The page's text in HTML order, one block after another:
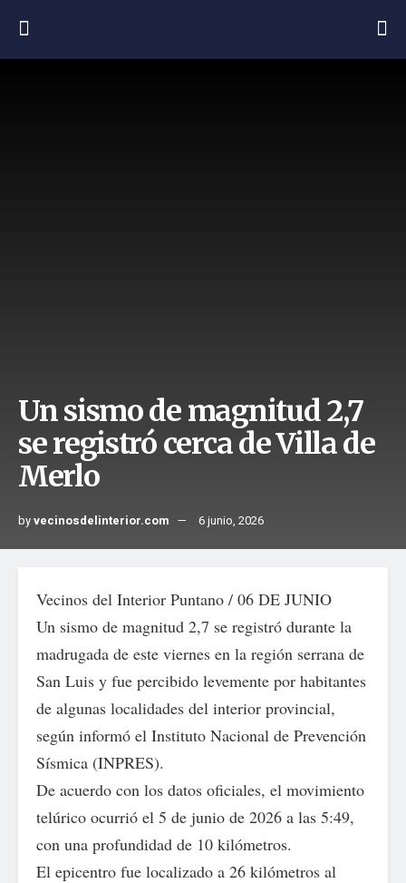
Un sismo de magnitud 2,7
se registró cerca de Villa de
Merlo
byvecinosdelinterior.com 6 junio, 2026
Vecinos del Interior Puntano / 06 DE JUNIO
Un sismo de magnitud 2,7 se registró durante la
madrugada de este viernes en la región serrana de
San Luis y fue percibido levemente por habitantes
de algunas localidades del interior provincial,
según informó el Instituto Nacional de Prevención
Sísmica (INPRES).
De acuerdo con los datos oficiales, el movimiento
telúrico ocurrió el 5 de junio de 2026 a las 5:49,
con una profundidad de 10 kilómetros.
El epicentro fue localizado a 26 kilómetros al